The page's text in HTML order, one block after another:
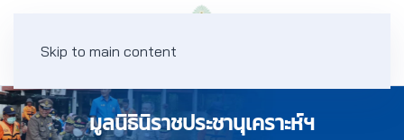
Skip to main content
มูลนิธินิราชประชานุเคราะห์ฯ